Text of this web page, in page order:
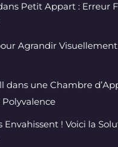
Petit Appart : Erreur
Agrandir
dans une Chambre
Polyvalence
Envahissent ! Voici la